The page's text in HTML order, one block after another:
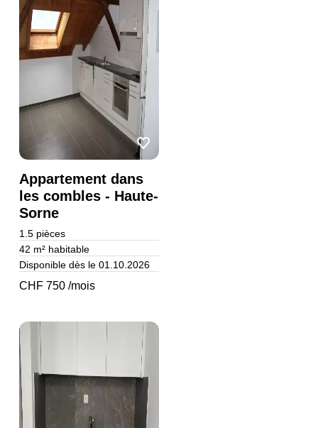
Appartement dans
les combles - Haute-
Sorne
1.5pièces
42 m²habitable
Disponible dès le 01.10.2026
CHF 750 /mois